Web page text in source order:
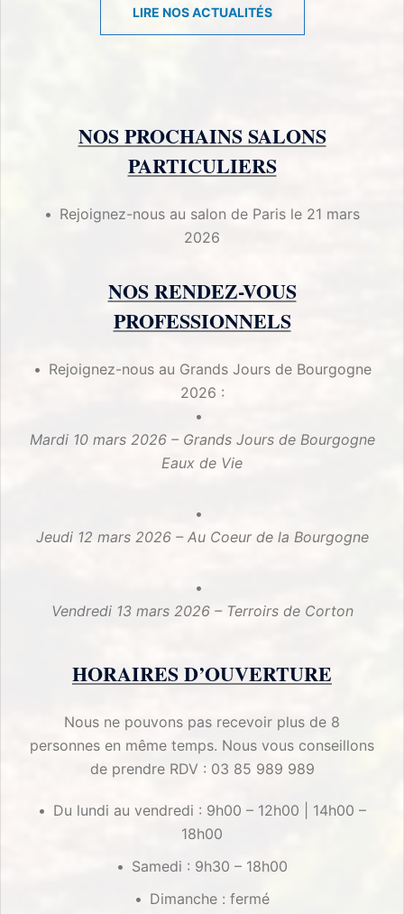
LIRE NOS ACTUALITÉS
NOS PROCHAINS SALONS
PARTICULIERS
Rejoignez-nous au salon de Paris le 21 mars
2026
NOS RENDEZ-VOUS
PROFESSIONNELS
Rejoignez-nous au Grands Jours de Bourgogne
2026 :
Mardi 10 mars 2026 – Grands Jours de Bourgogne
Eaux de Vie
Jeudi 12 mars 2026 – Au Coeur de la Bourgogne
Vendredi 13 mars 2026 – Terroirs de Corton
HORAIRES D’OUVERTURE
Nous ne pouvons pas recevoir plus de 8
personnes en même temps. Nous vous conseillons
de prendre RDV : 03 85 989 989
Du lundi au vendredi : 9h00 – 12h00 | 14h00 –
18h00
Samedi : 9h30 – 18h00
Dimanche : fermé